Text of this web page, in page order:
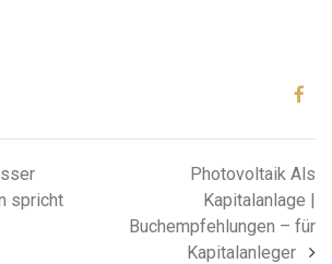
spricht
Photovoltaik Als
Kapitalanlage |
Buchempfehlungen – für
Kapitalanleger